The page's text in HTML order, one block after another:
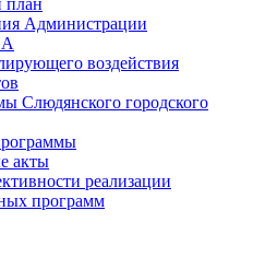
план
Администрации
воздействия
Слюдянского городского
акты
реализации
программ